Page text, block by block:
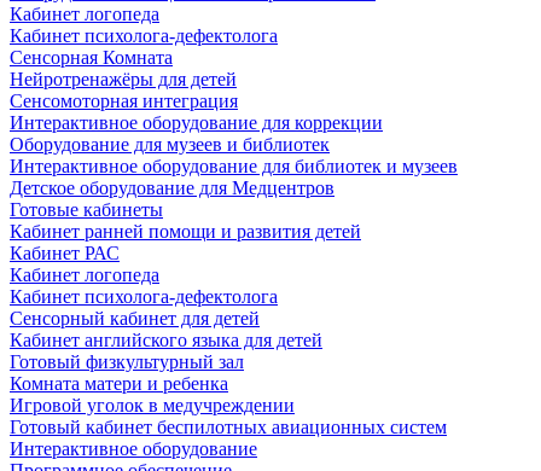
Кабинет логопеда
Кабинет психолога-дефектолога
Сенсорная Комната
Нейротренажёры для детей
Сенсомоторная интеграция
Интерактивное оборудование для коррекции
Оборудование для музеев и библиотек
Интерактивное оборудование для библиотек и музеев
Детское оборудование для Медцентров
Готовые кабинеты
Кабинет ранней помощи и развития детей
Кабинет РАС
Кабинет логопеда
Кабинет психолога-дефектолога
Сенсорный кабинет для детей
Кабинет английского языка для детей
Готовый физкультурный зал
Комната матери и ребенка
Игровой уголок в медучреждении
Готовый кабинет беспилотных авиационных систем
Интерактивное оборудование